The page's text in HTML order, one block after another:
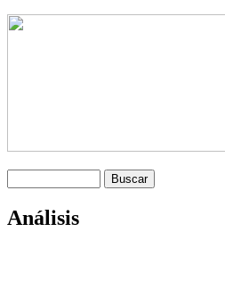
Análisis